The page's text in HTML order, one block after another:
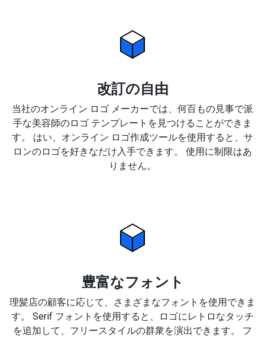
改訂の自由
当社のオンライン ロゴ メーカーでは、何百もの見事で派
手な美容師のロゴ テンプレートを見つけることができま
す。 はい、オンライン ロゴ作成ツールを使用すると、サ
ロンのロゴを好きなだけ入手できます。 使用に制限はあ
りません。
豊富なフォント
理髪店の顧客に応じて、さまざまなフォントを使用できま
す。 Serif フォントを使用すると、ロゴにレトロなタッチ
を追加して、フリースタイルの群衆を演出できます。 フ